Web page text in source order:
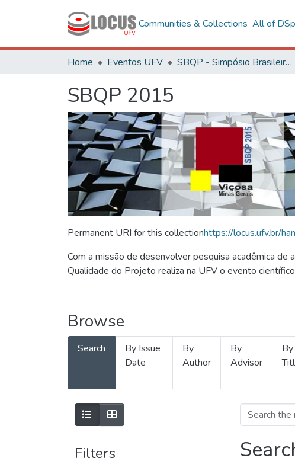
Communities & Collections All of
Home Eventos UFV SBQP - Simpósio Brasileiro de Qualidade do Projeto no Ambiente Construído
SBQP 2015
Permanent URI for this collectionhttps://locus.ufv.br/
Com a missão de desenvolver pesquisa acadêmica
Qualidade do Projeto realiza na UFV o evento
Browse
Search
By Issue
Date
By
Author
By
Advisor
By
Filters